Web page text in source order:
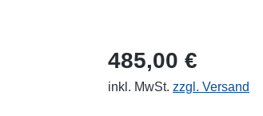
485,00 €
inkl. MwSt. zzgl. Versand